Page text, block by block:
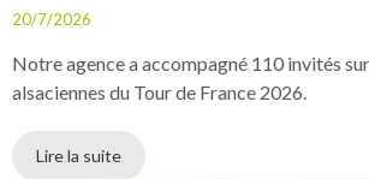
20/7/2026
Notre agence a accompagné 110 invités
alsaciennes du Tour de France 2026.
Lire la suite